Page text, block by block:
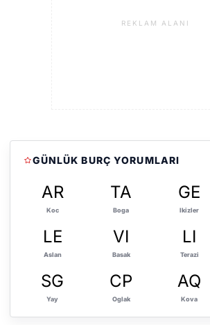
REKLAM ALANI
GÜNLÜK BURÇ YORUMLARI
AR
Koc
TA
Boga
GE
Ikizler
LE
Aslan
VI
Basak
LI
Terazi
SG
Yay
CP
Oglak
AQ
Kova